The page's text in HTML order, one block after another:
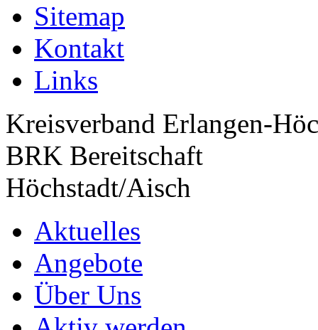
Sitemap
Kontakt
Links
Kreisverband Erlangen-
BRK Bereitschaft
Höchstadt/Aisch
Aktuelles
Angebote
Über Uns